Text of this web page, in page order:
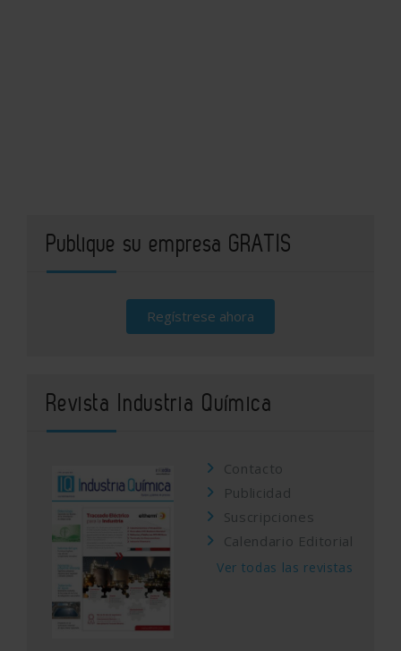
Publique su empresa GRATIS
Regístrese ahora
Revista Industria Química
Contacto
Publicidad
Suscripciones
Calendario Editorial
Ver todas las revistas